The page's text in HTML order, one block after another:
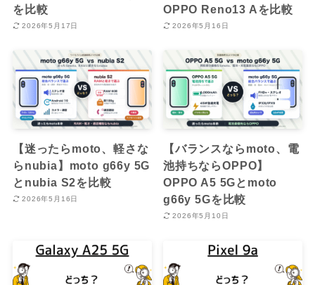
を比較
2026年5月17日
OPPO Reno13 Aを比較
2026年5月16日
【迷ったらmoto、軽さな
らnubia】moto g66y 5G
とnubia S2を比較
2026年5月16日
【バランスならmoto、電
池持ちならOPPO】
OPPO A5 5Gとmoto
g66y 5Gを比較
2026年5月10日